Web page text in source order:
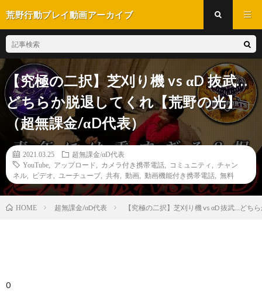
荒野行動プレイ動画アーカイブ
【究極の二択】芝刈り機 vs αD 抜武…
どちらか脱退してくれ【荒野の光】
（超無課金/αD代表）
2021.03.25
超無課金/αD代表
YouTube
アップロード カメラ付き携帯電話 コミュニティ
チャン
ネル
ビデオ ユーチューブ 共有 動画 動画機能付き携帯電話 無料
HOME 超無課金/αD代表 【究極の二択】芝刈り機 vs αD 抜武…どち
0